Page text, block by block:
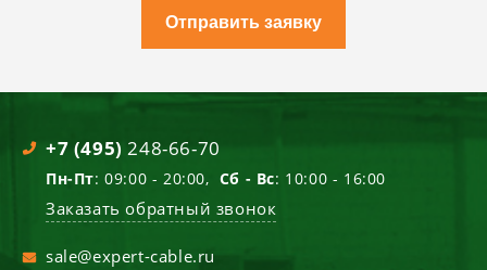
Отправить заявку
+7 (495) 248-66-70
Пн-Пт: 09:00 - 20:00, Сб - Вс: 10:00 - 16:00
Заказать обратный звонок
sale@expert-cable.ru